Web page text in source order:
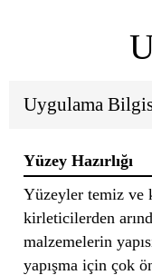
Uygulama
Yüzey Hazırlığı
Yüzeyler temiz ve
kirleticilerden
malzemelerin
yapışma için çok